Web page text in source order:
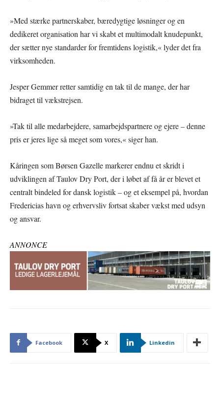
»Med stærke partnerskaber, bæredygtige løsninger og en
dedikeret organisation har vi skabt et multimodalt knudepunkt,
der sætter nye standarder for fremtidens logistik,« lyder det fra
virksomheden.
Jesper Gemmer retter samtidig en tak til de mange, der har
bidraget til vækstrejsen.
»Tak til alle medarbejdere, samarbejdspartnere og ejere – denne
pris er jeres lige så meget som vores,« siger han.
Kåringen som Børsen Gazelle markerer endnu et skridt i
udviklingen af Taulov Dry Port, der i løbet af få år er blevet et
centralt bindeled for dansk logistik – og et eksempel på, hvordan
Fredericias havn og erhvervsliv fortsat skaber vækst med udsyn
og ansvar.
ANNONCE
Facebook X Linkedin